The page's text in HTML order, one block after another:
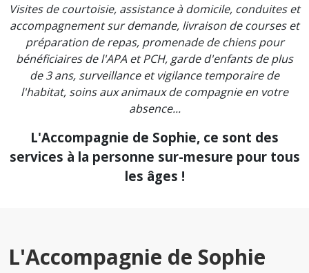
Visites de courtoisie, assistance à domicile, conduites et
accompagnement sur demande, livraison de courses et
préparation de repas, promenade de chiens pour
bénéficiaires de l'APA et PCH, garde d'enfants de plus
de 3 ans, surveillance et vigilance temporaire de
l'habitat, soins aux animaux de compagnie en votre
absence...
L'Accompagnie de Sophie, ce sont des
services à la personne sur-mesure pour tous
les âges !
L'Accompagnie de Sophie